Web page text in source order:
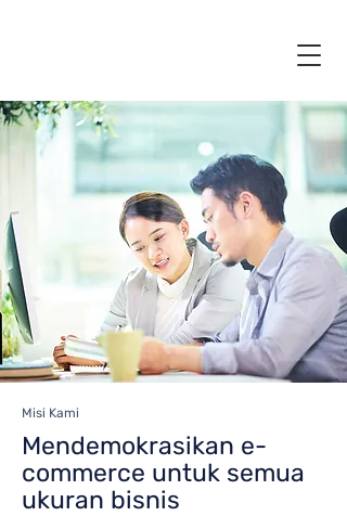
Misi Kami
Mendemokrasikan e-
commerce untuk semua
ukuran bisnis